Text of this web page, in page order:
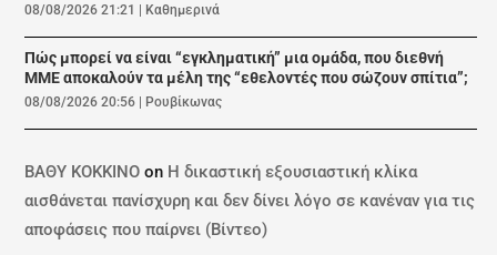
08/08/2026 21:21 | Καθημερινά
Πώς μπορεί να είναι “εγκληματική” μια ομάδα, που διεθνή
ΜΜΕ αποκαλούν τα μέλη της “εθελοντές που σώζουν σπίτια”;
08/08/2026 20:56 | Ρουβίκωνας
ΒΑΘΥ ΚΟΚΚΙΝΟ on Η δικαστική εξουσιαστική κλίκα
αισθάνεται πανίσχυρη και δεν δίνει λόγο σε κανέναν για τις
αποφάσεις που παίρνει (Βίντεο)